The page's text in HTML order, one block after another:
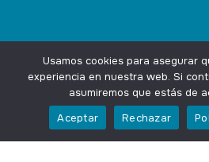
Design byAgencia Marketing
Privacidad
Usamos cookies para asegurar
experiencia en nuestra web. Si
asumiremos que estás de
Aceptar
Rechazar